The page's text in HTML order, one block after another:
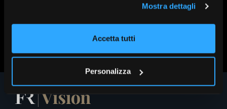
Mostra dettagli
Accetta tutti
Personalizza